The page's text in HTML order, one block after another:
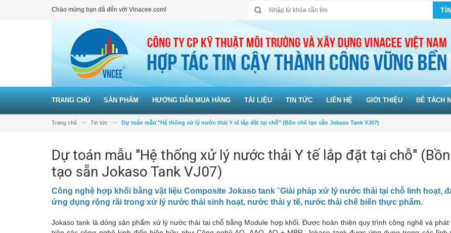
Chào mừng bạn đã đến với Vinacee.com!
TRANG CHỦ SẢN PHẨM HƯỚNG DẪN MUA HÀNG TÀI LIỆU TIN TỨC LIÊN HỆ GIỚI THIỆU BỂ TÁCH
Trang chủ Tin tức Dự toán mẫu "Hệ thống xử lý nước thải Y tế lắp đặt tại chỗ" (Bồn chế tạo sẵn Jokaso Tank VJ07)
Dự toán mẫu "Hệ thống xử lý nước thải Y tế lắp đặt tại chỗ"
tạo sẵn Jokaso Tank VJ07)
Công nghệ hợp khối bằng vật liệu Composite Jokaso tank "Giải pháp xử lý nước thải tại chỗ linh hoạt,
ứng dụng rộng rãi trong xử lý nước thải sinh hoạt, nước thải y tế, nước thải chế biến thực phẩm.
Jokaso tank là dòng sản phẩm xử lý nước thải tại chỗ bằng Module hợp khối. Được hoàn thiện quy trình công nghệ và